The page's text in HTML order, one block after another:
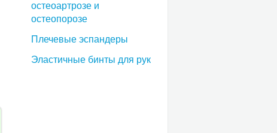
остеоартрозе и
остеопорозе
Плечевые эспандеры
Эластичные бинты для рук